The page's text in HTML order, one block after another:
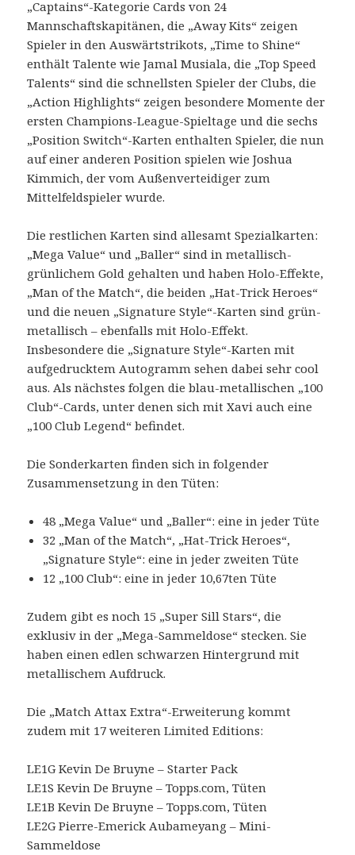
„Captains“-Kategorie Cards von 24
Mannschaftskapitänen, die „Away Kits“ zeigen
Spieler in den Auswärtstrikots, „Time to Shine“
enthält Talente wie Jamal Musiala, die „Top Speed
Talents“ sind die schnellsten Spieler der Clubs, die
„Action Highlights“ zeigen besondere Momente der
ersten Champions-League-Spieltage und die sechs
„Position Switch“-Karten enthalten Spieler, die nun
auf einer anderen Position spielen wie Joshua
Kimmich, der vom Außenverteidiger zum
Mittelfeldspieler wurde.
Die restlichen Karten sind allesamt Spezialkarten:
„Mega Value“ und „Baller“ sind in metallisch-
grünlichem Gold gehalten und haben Holo-Effekte,
„Man of the Match“, die beiden „Hat-Trick Heroes“
und die neuen „Signature Style“-Karten sind grün-
metallisch – ebenfalls mit Holo-Effekt.
Insbesondere die „Signature Style“-Karten mit
aufgedrucktem Autogramm sehen dabei sehr cool
aus. Als nächstes folgen die blau-metallischen „100
Club“-Cards, unter denen sich mit Xavi auch eine
„100 Club Legend“ befindet.
Die Sonderkarten finden sich in folgender
Zusammensetzung in den Tüten:
48 „Mega Value“ und „Baller“: eine in jeder Tüte
32 „Man of the Match“, „Hat-Trick Heroes“,
„Signature Style“: eine in jeder zweiten Tüte
12 „100 Club“: eine in jeder 10,67ten Tüte
Zudem gibt es noch 15 „Super Sill Stars“, die
exklusiv in der „Mega-Sammeldose“ stecken. Sie
haben einen edlen schwarzen Hintergrund mit
metallischem Aufdruck.
Die „Match Attax Extra“-Erweiterung kommt
zudem mit 17 weiteren Limited Editions:
LE1G Kevin De Bruyne – Starter Pack
LE1S Kevin De Bruyne – Topps.com, Tüten
LE1B Kevin De Bruyne – Topps.com, Tüten
LE2G Pierre-Emerick Aubameyang – Mini-
Sammeldose